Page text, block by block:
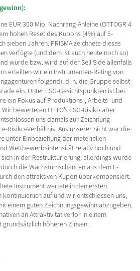
EUR 300 Mio. Nachrang-Anleihe (OTTOGR 4
hohen Reset des Kupons (4%) auf 5-
sieben Jahren. PRISMA zeichnete dieses
verfügte (und dem ist auch heute noch so)
wurde bzw. wird auf der Sell Side allenfalls
erteilten wir ein Instrumenten-Rating von
folgend), d. h. die Gruppe selbst
ein. Unter ESG-Gesichtspunkten ist bei
ein Fokus auf Produktions-, Arbeits- und
bewerteten OTTO’s ESG-Risiko aber
uns damals zur Zeichnung
Risiko-Verhältnis: Aus unserer Sicht war die
unter Einbeziehung der materiellen
Wettbewerbsintensität relativ hoch und
in der Restrukturierung, allerdings wurde
die Wachstumschancen aus dem E-
den attraktiven Kupon überkompensiert.
Instrument wertete in den ersten
kontinuierlich auf und wir entschlossen uns,
einem guten Zeichnungsgewinn abzugeben,
an Attraktivität verlor in einem
höheren Zinsen.